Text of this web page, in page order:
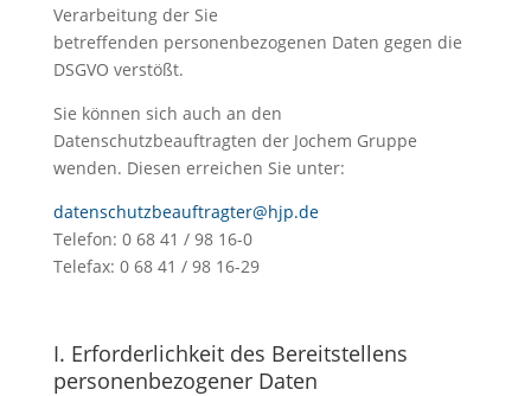
Verarbeitung der Sie
betreffenden personenbezogenen Daten gegen die
DSGVO verstößt.
Sie können sich auch an den
Datenschutzbeauftragten der Jochem Gruppe
wenden. Diesen erreichen Sie unter:
datenschutzbeauftragter@hjp.de
Telefon: 0 68 41 / 98 16-0
Telefax: 0 68 41 / 98 16-29
I. Erforderlichkeit des Bereitstellens
personenbezogener Daten